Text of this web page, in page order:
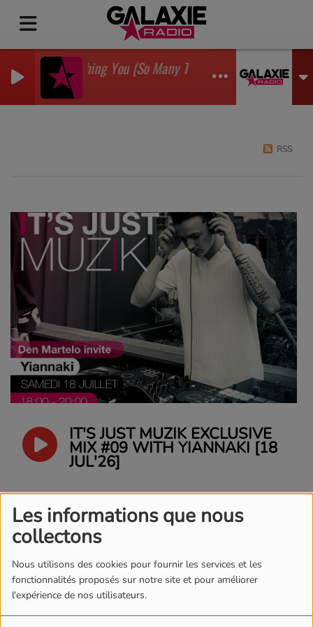
Les informations que nous
collectons
Nous utilisons des cookies pour fournir les services et les
fonctionnalités proposés sur notre site et pour améliorer
l'expérience de nos utilisateurs.
I'm Watching You (So Many Times) (Sean Finn Remix)
GADJO
RSS
IT'S JUST MUZIK EXCLUSIVE
MIX #09 WITH YIANNAKI [18
JUL'26]
SWITCH HOUSE
PROGRESSIVE 295
S&SR PODCAST N°1391 –
27.07.2026 [ TOP OF THE
WEEK FRONT 242 « BLACK
OUT »]